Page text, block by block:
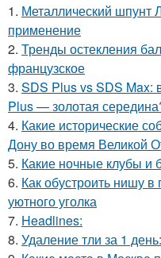
1. Металлический шпунт
применение
2. Тренды остекления
французское
3. SDS Plus vs SDS Max:
Plus — золотая
4. Какие исторические
Дону во время Великой
5. Какие ночные клубы и
6. Как обустроить нишу
уютного уголка
7. Headlines:
8. Удаление тли за 1